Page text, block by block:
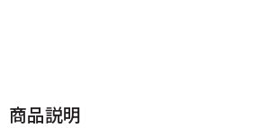
商品説明